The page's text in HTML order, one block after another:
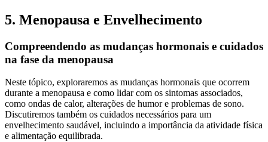
5. Menopausa e Envelhecimento
Compreendendo as mudanças hormonais e cuidados
na fase da menopausa
Neste tópico, exploraremos as mudanças hormonais que ocorrem
durante a menopausa e como lidar com os sintomas associados,
como ondas de calor, alterações de humor e problemas de sono.
Discutiremos também os cuidados necessários para um
envelhecimento saudável, incluindo a importância da atividade física
e alimentação equilibrada.